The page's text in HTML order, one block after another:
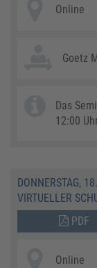
Online
Goetz
Das
12:00
DONNERSTAG,
VIRTUELLER
PDF
Online